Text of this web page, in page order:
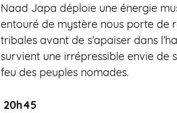
Naad Japa déploie une énergie
entouré de mystère nous porte de
tribales avant de s’apaiser dans
survient une irrépressible envie de
feu des peuples nomades.
20h45